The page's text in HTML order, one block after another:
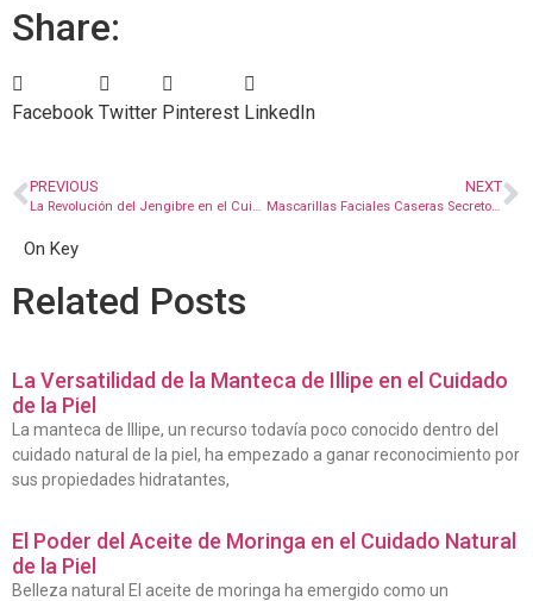
Share:
Facebook Twitter Pinterest LinkedIn
PREVIOUS
La Revolución del Jengibre en el Cuidado de la Piel
NEXT
Mascarillas Faciales Caseras Secretos de Belleza Desde la Comodidad de Tu Hogar
On Key
Related Posts
La Versatilidad de la Manteca de Illipe en el Cuidado
de la Piel
La manteca de Illipe, un recurso todavía poco conocido dentro del
cuidado natural de la piel, ha empezado a ganar reconocimiento por
sus propiedades hidratantes,
El Poder del Aceite de Moringa en el Cuidado Natural
de la Piel
Belleza natural El aceite de moringa ha emergido como un